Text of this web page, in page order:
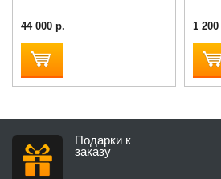
44 000 р. 1
Подарки к
заказу